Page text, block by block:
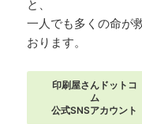
と、
一人でも多くの命が
おります。
印刷屋さんドットコ
ム
公式SNSアカウント